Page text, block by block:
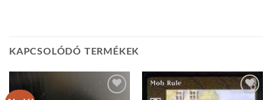
KAPCSOLÓDÓ TERMÉKEK